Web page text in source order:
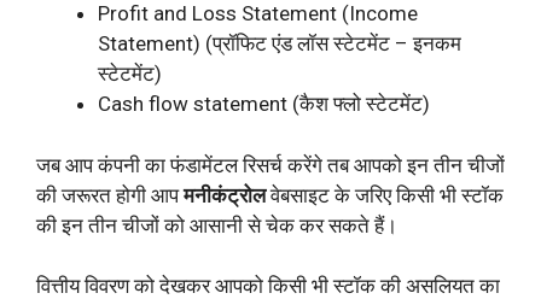
Profit and Loss Statement (Income
Statement) (प्रॉफिट एंड लॉस स्टेटमेंट – इनकम
स्टेटमेंट)
Cash flow statement (कैश फ्लो स्टेटमेंट)
जब आप कंपनी का फंडामेंटल रिसर्च करेंगे तब आपको इन तीन चीजों
की जरूरत होगी आपमनीकंट्रोलवेबसाइट के जरिए किसी भी स्टॉक
की इन तीन चीजों को आसानी से चेक कर सकते हैं।
वित्तीय विवरण को देखकर आपको किसी भी स्टॉक की असलियत का